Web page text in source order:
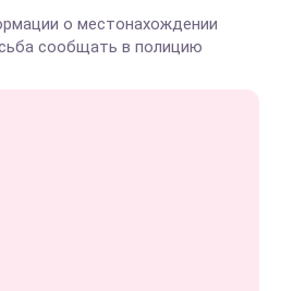
о местонахождении
сообщать в полицию